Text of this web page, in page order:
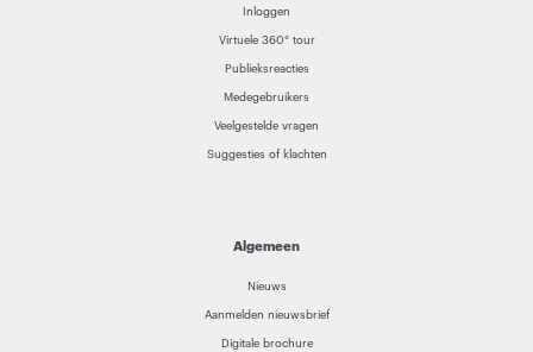
Inloggen
Virtuele 360° tour
Publieksreacties
Medegebruikers
Veelgestelde vragen
Suggesties of klachten
Algemeen
Nieuws
Aanmelden nieuwsbrief
Digitale brochure